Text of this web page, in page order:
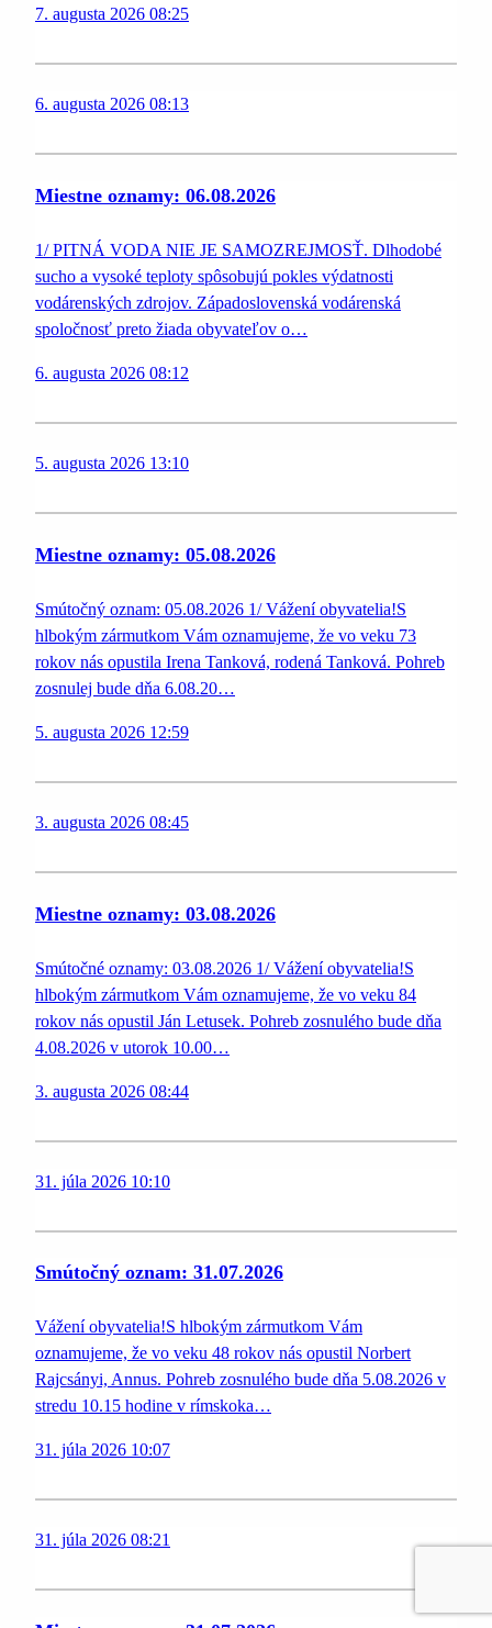
7. augusta 2026 08:25
6. augusta 2026 08:13
Miestne oznamy: 06.08.2026
1/ PITNÁ VODA NIE JE SAMOZREJMOSŤ. Dlhodobé
sucho a vysoké teploty spôsobujú pokles výdatnosti
vodárenských zdrojov. Západoslovenská vodárenská
spoločnosť preto žiada obyvateľov o…
6. augusta 2026 08:12
5. augusta 2026 13:10
Miestne oznamy: 05.08.2026
Smútočný oznam: 05.08.2026 1/ Vážení obyvatelia!S
hlbokým zármutkom Vám oznamujeme, že vo veku 73
rokov nás opustila Irena Tanková, rodená Tanková. Pohreb
zosnulej bude dňa 6.08.20…
5. augusta 2026 12:59
3. augusta 2026 08:45
Miestne oznamy: 03.08.2026
Smútočné oznamy: 03.08.2026 1/ Vážení obyvatelia!S
hlbokým zármutkom Vám oznamujeme, že vo veku 84
rokov nás opustil Ján Letusek. Pohreb zosnulého bude dňa
4.08.2026 v utorok 10.00…
3. augusta 2026 08:44
31. júla 2026 10:10
Smútočný oznam: 31.07.2026
Vážení obyvatelia!S hlbokým zármutkom Vám
oznamujeme, že vo veku 48 rokov nás opustil Norbert
Rajcsányi, Annus. Pohreb zosnulého bude dňa 5.08.2026 v
stredu 10.15 hodine v rímskoka…
31. júla 2026 10:07
31. júla 2026 08:21